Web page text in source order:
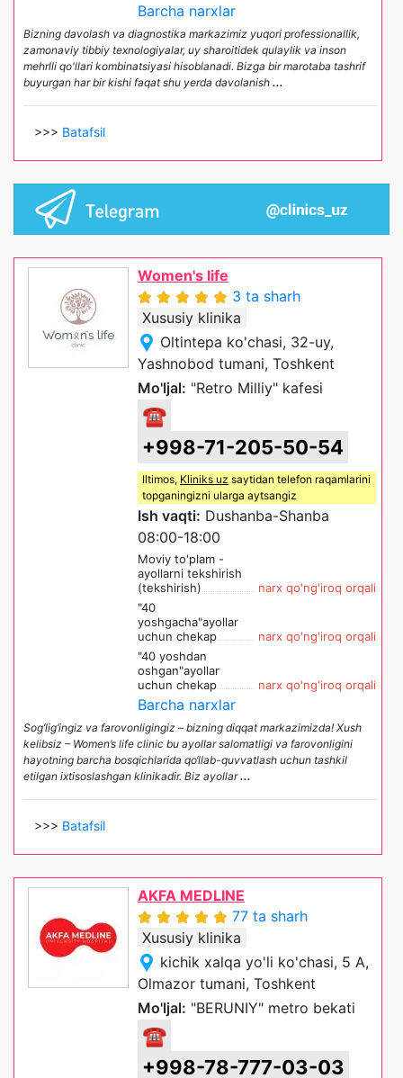
Barcha narxlar
Bizning davolash va diagnostika markazimiz yuqori professionallik,
zamonaviy tibbiy texnologiyalar, uy sharoitidek qulaylik va inson
mehrlli qo'llari kombinatsiyasi hisoblanadi. Bizga bir marotaba tashrif
buyurgan har bir kishi faqat shu yerda davolanish ...
>>> Batafsil
Women's life
3 ta sharh
Xususiy klinika
Oltintepa ko'chasi, 32-uy,
Yashnobod tumani, Toshkent
Mo'ljal: "Retro Milliy" kafesi
☎
+998-71-205-50-54
Iltimos, Kliniks uz saytidan telefon raqamlarini
topganingizni ularga aytsangiz
Ish vaqti: Dushanba-Shanba
08:00-18:00
Moviy to'plam -
ayollarni tekshirish
(tekshirish)
narx qo'ng'iroq orqali
"40
yoshgacha"ayollar
uchun chekap
narx qo'ng'iroq orqali
"40 yoshdan
oshgan"ayollar
uchun chekap
narx qo'ng'iroq orqali
Barcha narxlar
Sog‘lig‘ingiz va farovonligingiz – bizning diqqat markazimizda! Xush
kelibsiz – Women’s life clinic bu ayollar salomatligi va farovonligini
hayotning barcha bosqichlarida qo‘llab-quvvatlash uchun tashkil
etilgan ixtisoslashgan klinikadir. Biz ayollar...
>>> Batafsil
AKFA MEDLINE
77 ta sharh
Xususiy klinika
kichik xalqa yo'li ko'chasi, 5 A,
Olmazor tumani, Toshkent
Mo'ljal: "BERUNIY" metro bekati
☎
+998-78-777-03-03